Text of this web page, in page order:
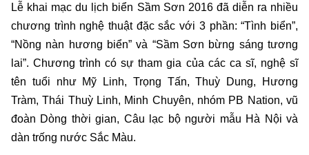
Lễ khai mạc du lịch biển Sầm Sơn 2016 đã diễn ra nhiều
chương trình nghệ thuật đặc sắc với 3 phần: “Tình biển”,
“Nồng nàn hương biển” và “Sầm Sơn bừng sáng tương
lai”. Chương trình có sự tham gia của các ca sĩ, nghệ sĩ
tên tuổi như Mỹ Linh, Trọng Tấn, Thuỳ Dung, Hương
Tràm, Thái Thuỳ Linh, Minh Chuyên, nhóm PB Nation, vũ
đoàn Dòng thời gian, Câu lạc bộ người mẫu Hà Nội và
dàn trống nước Sắc Màu.